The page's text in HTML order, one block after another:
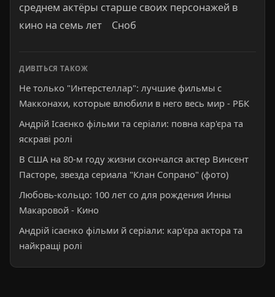
среднем актёры старше своих персонажей в
кино на семь лет Сноб
ДИВІТЬСЯ ТАКОЖ
Не только "Интерстеллар": лучшие фильмы с
Макконахи, которые влюбили в него весь мир - РБК
Андрій Ісаєнко фільми та серіали: повна кар'єра та
яскраві ролі
В США на 80-м году жизни скончался актер Винсент
Пасторе, звезда сериала "Клан Сопрано" (фото)
Любовь-кольцо: 100 лет со для рождения Инны
Макаровой - Кино
Андрій ісаєнко фільми й серіали: кар'єра актора та
найкращі ролі